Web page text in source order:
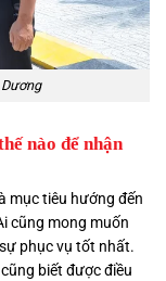
nào để nhận
mục tiêu hướng đến
cũng mong muốn
phục vụ tốt nhất.
biết được điều